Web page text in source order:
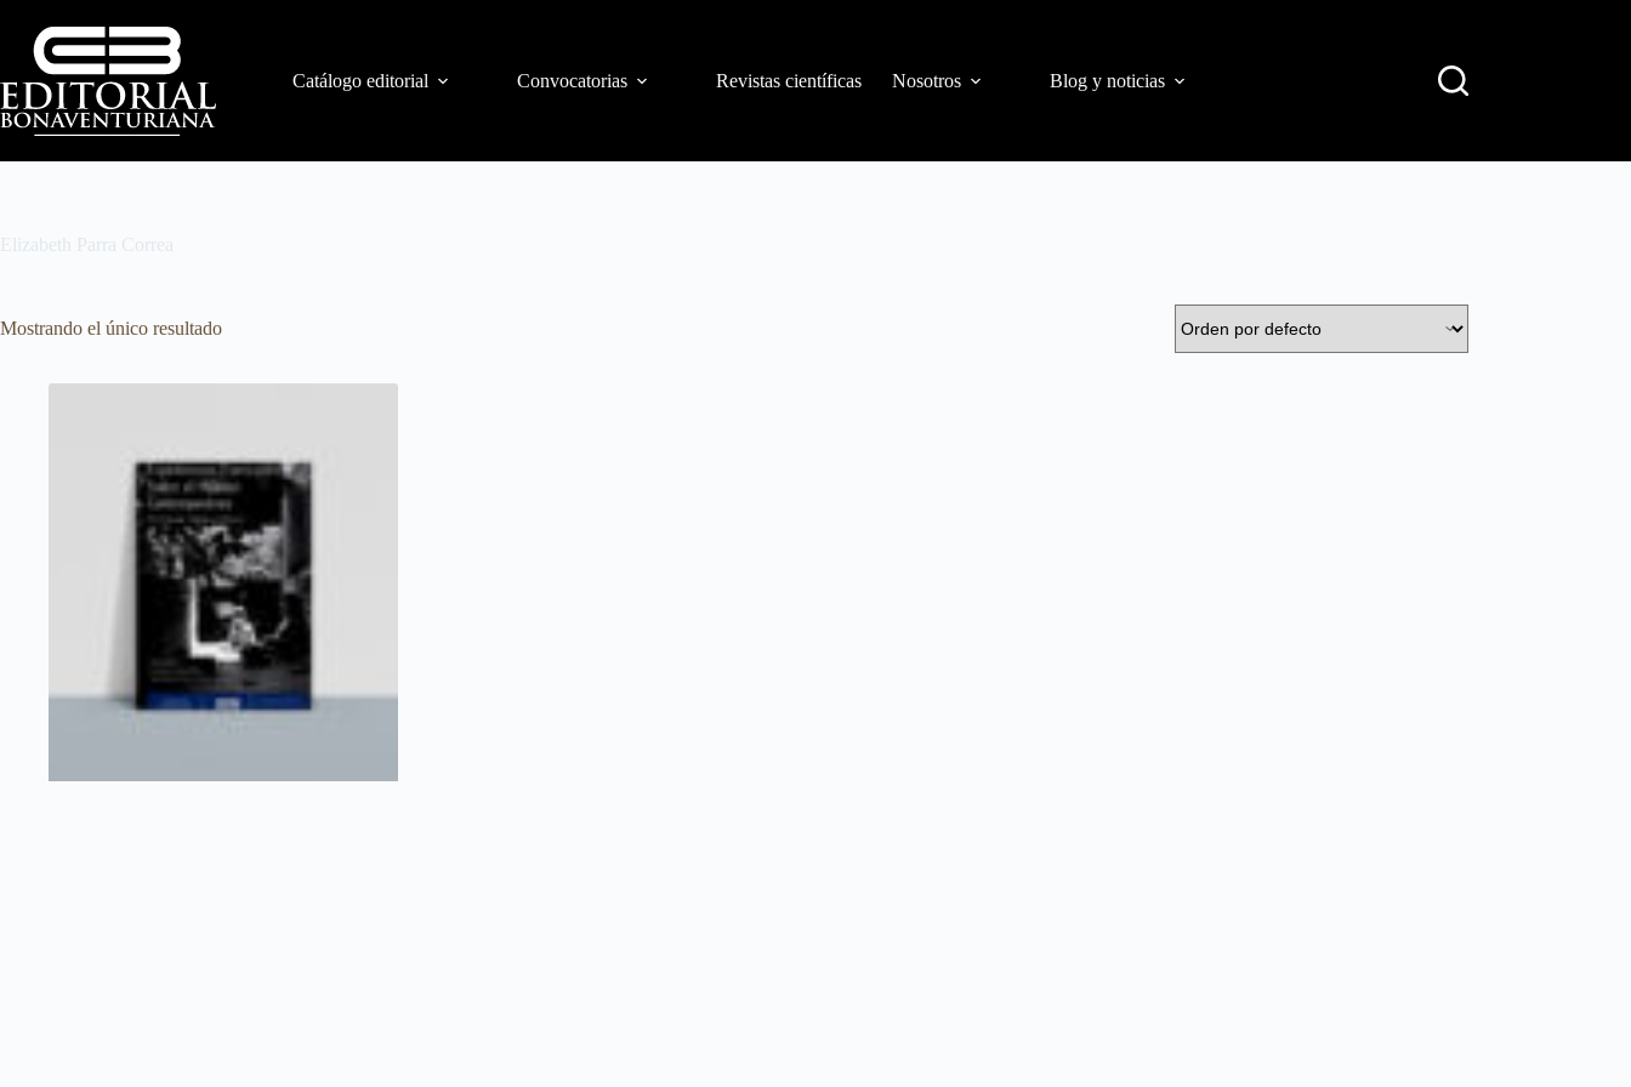
Catálogo editorial Convocatorias Revistas científicas Nosotros Blog y noticias
Elizabeth Parra Correa
Mostrando el único resultado